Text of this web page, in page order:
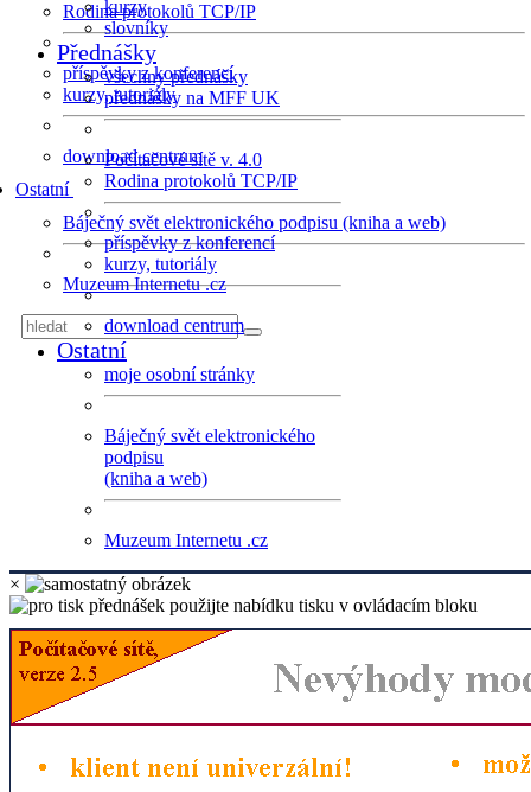
Rodina protokolů TCP/IP
příspěvky z konferencí
kurzy, tutoriály
download centrum
Ostatní
Báječný svět elektronického podpisu (kniha a web)
Muzeum Internetu .cz
kurzy
slovníky
Přednášky
všechny přednášky
přednášky na MFF UK
Počítačové sítě v. 4.0
Rodina protokolů TCP/IP
příspěvky z konferencí
kurzy, tutoriály
download centrum
Ostatní
moje osobní stránky
Báječný svět elektronického
podpisu
(kniha a web)
Muzeum Internetu .cz
×